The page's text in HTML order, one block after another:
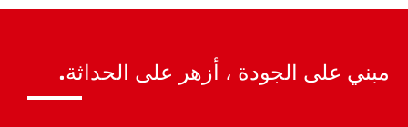
مبني على الجودة ، أزهر على الحداثة.